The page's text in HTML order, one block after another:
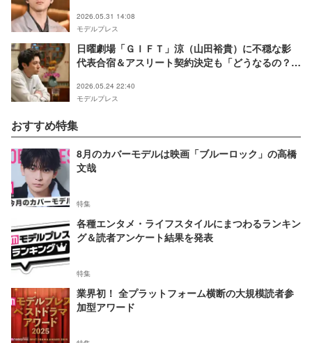
2026.05.31 14:08
モデルプレス
日曜劇場「ＧＩＦＴ」涼（山田裕貴）に不穏な影
代表合宿＆アスリート契約決定も「どうなるの？」
2026.05.24 22:40
モデルプレス
おすすめ特集
8月のカバーモデルは映画「ブルーロック」の高橋
文哉
特集
各種エンタメ・ライフスタイルにまつわるランキン
グ＆読者アンケート結果を発表
特集
業界初！ 全プラットフォーム横断の大規模読者参
加型アワード